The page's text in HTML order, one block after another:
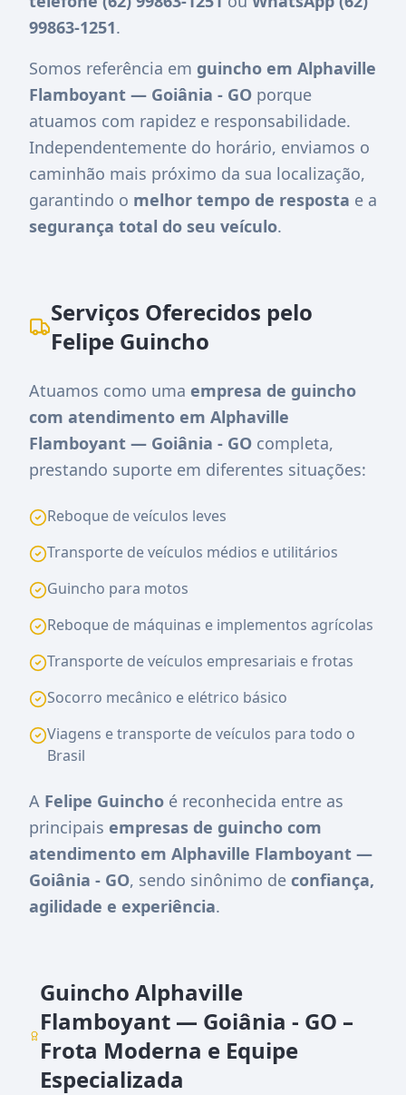
99863-1251.
Somos referência em guincho em Alphaville
Flamboyant — Goiânia - GO porque
atuamos com rapidez e responsabilidade.
Independentemente do horário, enviamos o
caminhão mais próximo da sua localização,
garantindo o melhor tempo de resposta e a
segurança total do seu veículo.
Serviços Oferecidos pelo
Felipe Guincho
Atuamos como uma empresa de guincho
com atendimento em Alphaville
Flamboyant — Goiânia - GO completa,
prestando suporte em diferentes situações:
Reboque de veículos leves
Transporte de veículos médios e utilitários
Guincho para motos
Reboque de máquinas e implementos agrícolas
Transporte de veículos empresariais e frotas
Socorro mecânico e elétrico básico
Viagens e transporte de veículos para todo o
Brasil
A Felipe Guincho é reconhecida entre as
principais empresas de guincho com
atendimento em Alphaville Flamboyant —
Goiânia - GO, sendo sinônimo de confiança,
agilidade e experiência.
Guincho Alphaville
Flamboyant — Goiânia - GO –
Frota Moderna e Equipe
Especializada